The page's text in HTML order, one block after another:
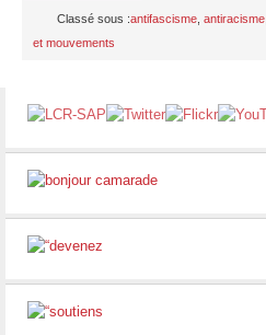
Classé sous :antifascisme antiracisme
et mouvements